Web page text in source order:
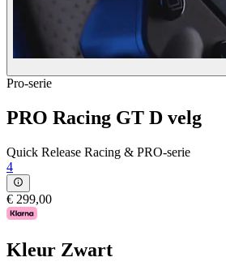
Pro-serie
PRO Racing GT D velg
Quick Release Racing & PRO-serie
4
€ 299,00
Kleur Zwart